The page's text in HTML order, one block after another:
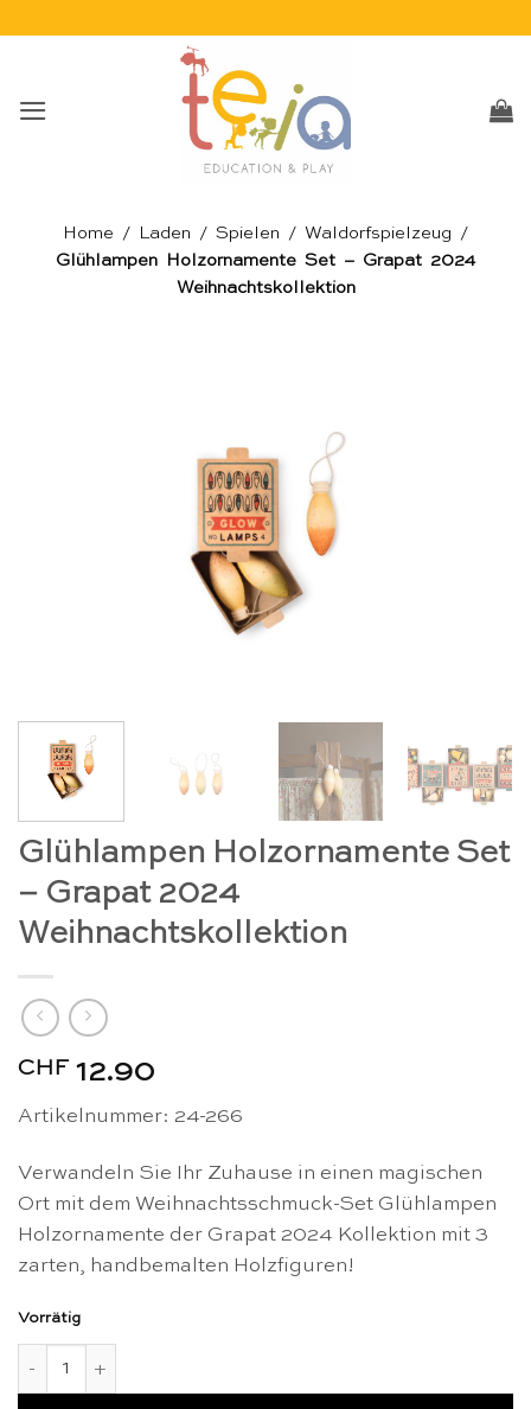
Home / Laden / Spielen / Waldorfspielzeug /
Glühlampen Holzornamente Set – Grapat 2024
Weihnachtskollektion
Glühlampen Holzornamente Set
– Grapat 2024
Weihnachtskollektion
CHF 12.90
Artikelnummer: 24-266
Verwandeln Sie Ihr Zuhause in einen magischen
Ort mit dem Weihnachtsschmuck-Set Glühlampen
Holzornamente der Grapat 2024 Kollektion mit 3
zarten, handbemalten Holzfiguren!
Vorrätig